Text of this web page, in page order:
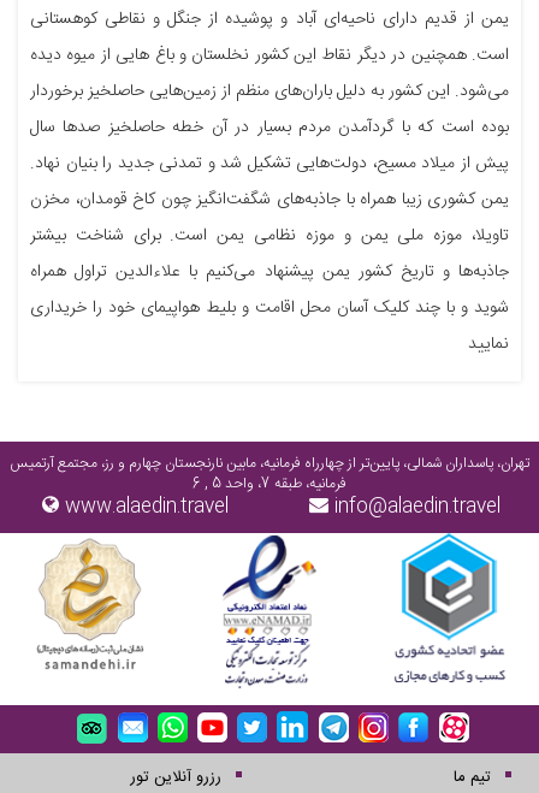
یمن از قدیم دارای ناحیه‌ای آباد و پوشیده از جنگل و نقاطی کوهستانی
است. همچنین در دیگر نقاط این کشور نخلستان و باغ هایی از میوه دیده
می‌شود. این کشور به دلیل باران‌های منظم از زمین‌هایی حاصلخیز برخوردار
بوده است که با گردآمدن مردم بسیار در آن خطه حاصلخیز صد‌ها سال
پیش از میلاد مسیح، دولت‌هایی تشکیل شد و تمدنی جدید را بنیان نهاد.
یمن کشوری زیبا همراه با جاذبه‌های شگفت‌انگیز چون کاخ قومدان، مخزن
تاویلا، موزه ملی یمن و موزه نظامی یمن است. برای شناخت بیشتر
جاذبه‌ها و تاریخ کشور یمن پیشنهاد می‌کنیم با علاءالدین تراول همراه
شوید و با چند کلیک آسان محل اقامت و بلیط هواپیمای خود را خریداری
نمایید
تهران، پاسداران شمالی، پایین‌تر از چهارراه فرمانیه، مابین نارنجستان چهارم و رز، مجتمع آرتمیس
فرمانیه، طبقه 7، واحد 5 , 6
info@alaedin.travel
www.alaedin.travel
تیم ما
رزرو آنلاین تور